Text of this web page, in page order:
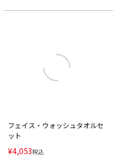
フェイス・ウォッシュタオルセ
ット
¥4,053税込